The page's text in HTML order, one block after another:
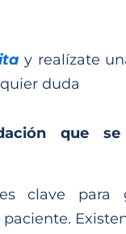
y realízate
duda
que
clave para